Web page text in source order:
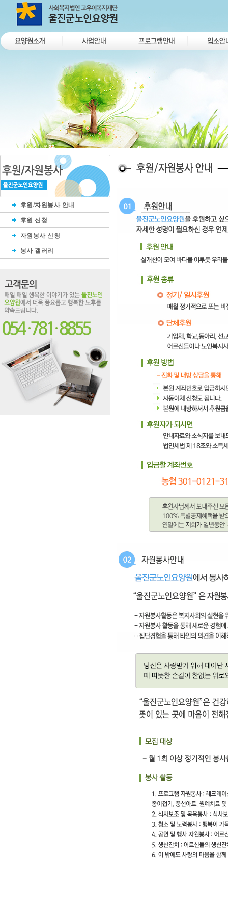
후원/자원봉사 안내
후원 신청
자원봉사 신청
봉사 갤러리